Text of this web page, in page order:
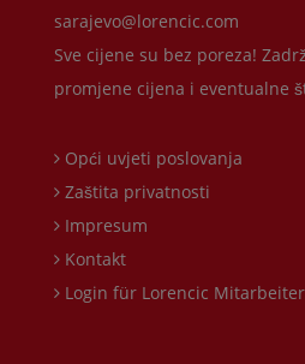
sarajevo@lorencic.com
Sve cijene su bez poreza!
promjene cijena i eventualne
Opći uvjeti poslovanja
Zaštita privatnosti
Impresum
Kontakt
Login für Lorencic Mitarbeiter